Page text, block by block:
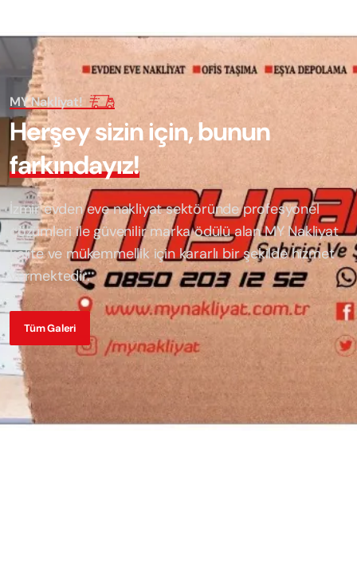
MY Nakliyat!
Herşeysiziniçin,bunun
farkındayız!
İzmir evden eve nakliyat sektöründe profesyonel
çözümleri ile güvenilir marka ödülü alanMY Nakliyat
kalite ve mükemmellik için kararlı bir şekilde hizmet
vermektedir.
Tüm Galeri